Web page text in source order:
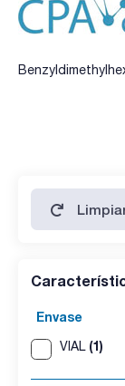
Envase
VIAL (1)